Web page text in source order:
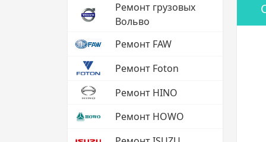
Ремонт грузовых
Вольво
Ремонт FAW
Ремонт Foton
Ремонт HINO
Ремонт HOWO